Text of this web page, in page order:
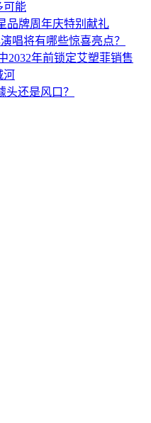
可能
品牌周年庆特别献礼
唱将有哪些惊喜亮点？
2032年前锁定艾塑菲销售
河
还是风口？